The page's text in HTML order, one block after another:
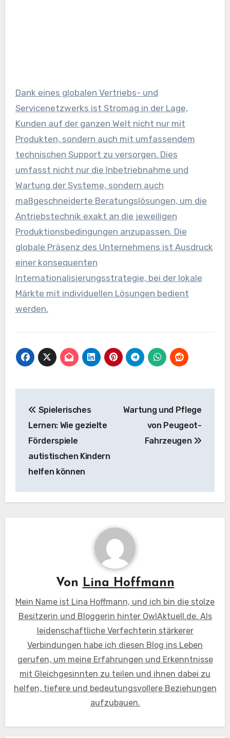
Dank eines globalen Vertriebs- und
Servicenetzwerks ist Stromag in der Lage,
Kunden auf der ganzen Welt nicht nur mit
Produkten, sondern auch mit umfassendem
technischen Support zu versorgen. Dies
umfasst nicht nur die Inbetriebnahme und
Wartung der Systeme, sondern auch
maßgeschneiderte Beratungslösungen, um die
Antriebstechnik exakt an die jeweiligen
Produktionsbedingungen anzupassen. Die
globale Präsenz des Unternehmens ist Ausdruck
einer konsequenten
Internationalisierungsstrategie, bei der lokale
Märkte mit individuellen Lösungen bedient
werden.
Spielerisches
Lernen: Wie gezielte
Förderspiele
autistischen Kindern
helfen können
Wartung und Pflege
von Peugeot-
Fahrzeugen
Von Lina Hoffmann
Mein Name ist Lina Hoffmann, und ich bin die stolze
Besitzerin und Bloggerin hinter OwlAktuell.de. Als
leidenschaftliche Verfechterin stärkerer
Verbindungen habe ich diesen Blog ins Leben
gerufen, um meine Erfahrungen und Erkenntnisse
mit Gleichgesinnten zu teilen und ihnen dabei zu
helfen, tiefere und bedeutungsvollere Beziehungen
aufzubauen.